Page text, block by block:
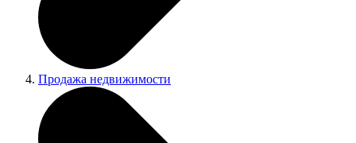
Продажа недвижимости